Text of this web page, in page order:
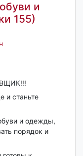
и
155)
и станьте
и одежды,
порядок и